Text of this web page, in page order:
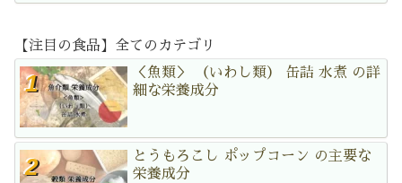
【注目の食品】全てのカテゴリ
＜魚類＞ （いわし類） 缶詰 水煮 の詳
細な栄養成分
とうもろこし ポップコーン の主要な
栄養成分